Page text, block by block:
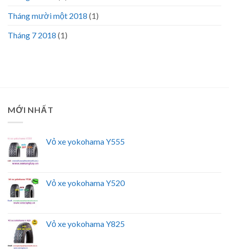
Tháng mười một 2018 (1)
Tháng 7 2018 (1)
MỚI NHẤT
Vỏ xe yokohama Y555
Vỏ xe yokohama Y520
Vỏ xe yokohama Y825